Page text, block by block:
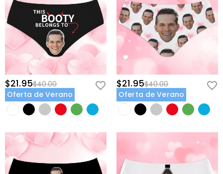
$21.95$40.00
Oferta de Verano
$21.95$40.00
Oferta de Verano